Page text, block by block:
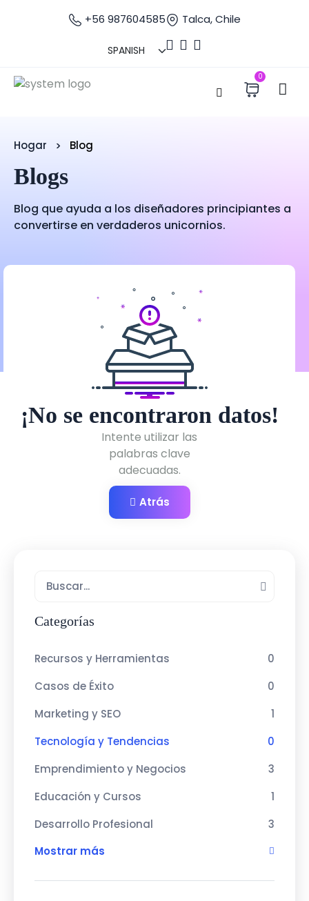
+56 987604585 Talca, Chile
0
Hogar Blog
Blogs
Blog que ayuda a los diseñadores principiantes a
convertirse en verdaderos unicornios.
¡No se encontraron datos!
Intente utilizar las
palabras clave
adecuadas.
Atrás
Categorías
Recursos y Herramientas
0
Casos de Éxito
0
Marketing y SEO
1
Tecnología y Tendencias
0
Emprendimiento y Negocios
3
Educación y Cursos
1
Desarrollo Profesional
3
Mostrar más